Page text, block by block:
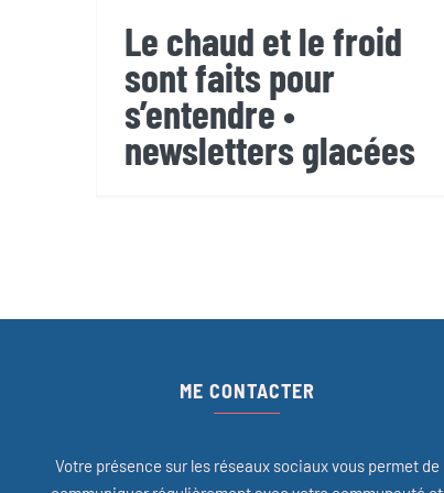
Le chaud et le froid
sont faits pour
s’entendre •
newsletters glacées
ME CONTACTER
Votre présence sur les réseaux sociaux vous permet de